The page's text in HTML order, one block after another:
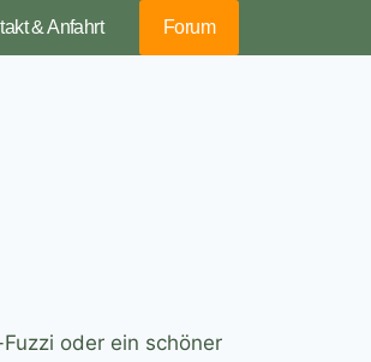
& Anfahrt Forum
oder ein schöner